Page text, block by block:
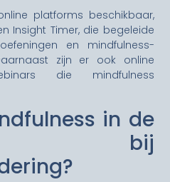
platforms beschikbaar,
Insight Timer, die begeleide
en mindfulness-
zijn er ook online
die mindfulness
in de
bij